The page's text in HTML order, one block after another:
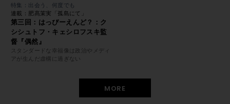
特集：出会う、何度でも
連載：肥髙茉実「孤島にて」
第三回：はっぴーえんど？：ク
シシュトフ・キェシロフスキ監
督『偶然』
スタンダードな幸福像は政治やメディ
アが生んだ虚構に過ぎない
MORE